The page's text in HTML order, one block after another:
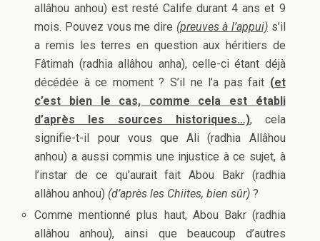
allâhou anhou) est resté Calife durant 4 ans et 9
mois. Pouvez vous me dire (preuves à l’appui)s’il
a remis les terres en question aux héritiers de
Fâtimah (radhia allâhou anha), celle-ci étant déjà
décédée à ce moment ? S’il ne l’a pas fait (et
c’est bien le cas, comme cela est établi
d’après les sources historiques…), cela
signifie-t-il pour vous que Ali (radhia Allâhou
anhou) a aussi commis une injustice à ce sujet, à
l’instar de ce qu’aurait fait Abou Bakr (radhia
allâhou anhou) (d’après les Chiites, bien sûr) ?
Comme mentionné plus haut, Abou Bakr (radhia
allâhou anhou), ainsi que beaucoup d’autres